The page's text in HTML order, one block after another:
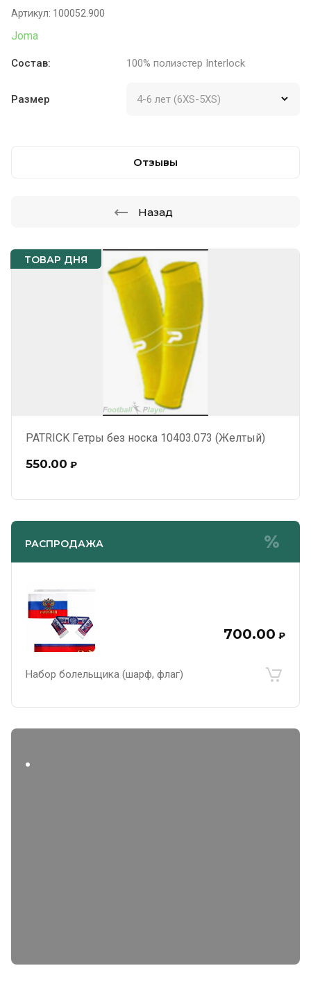
ТОВАР ДНЯ
PATRICK Гетры без носка 10403.073 (Желтый)
550.00 ₽
РАСПРОДАЖА
700.00 ₽
Набор болельщика (шарф, флаг)
.
Артикул: 100052.900
Joma
Cостав: 100% полиэстер Interlock
Размер
Отзывы
Назад